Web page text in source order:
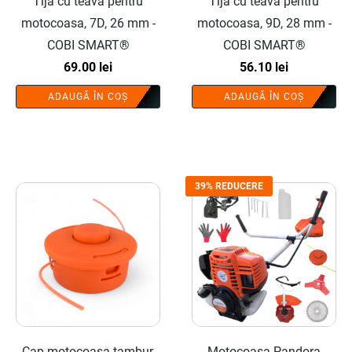
motocoasa, 7D, 26 mm -
COBI SMART®
69.00 lei
ADAUGĂ ÎN COȘ
motocoasa, 9D, 28 mm -
COBI SMART®
56.10 lei
ADAUGĂ ÎN COȘ
39% REDUCERE